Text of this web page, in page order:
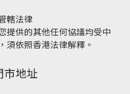
轄法律
提供的其他任何協議均受中
須依照香港法律解釋。
市地址